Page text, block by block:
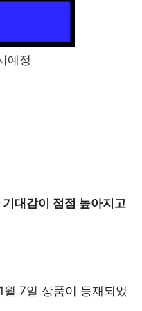
예정
대감이 점점 높아지고
7일 상품이 등재되었